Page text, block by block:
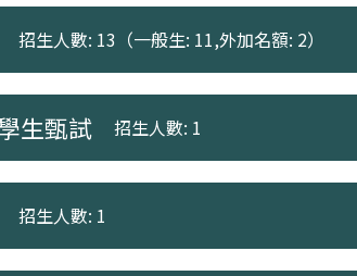
招生人數: 13（一般生: 11,外加名額: 2）
生甄試 招生人數: 1
招生人數: 1